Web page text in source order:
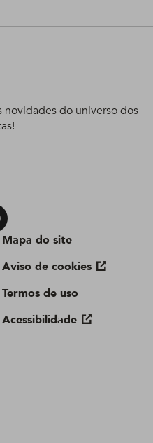
Mapa do site
Aviso de cookies
Termos de uso
Acessibilidade
novidades do universo dos